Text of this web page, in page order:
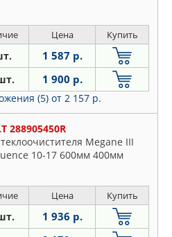
Цена Купить
1 587 р.
1 900 р.
(5) от 2 157 р.
288905450R
Megane III
10-17 600мм 400мм
Цена Купить
1 936 р.